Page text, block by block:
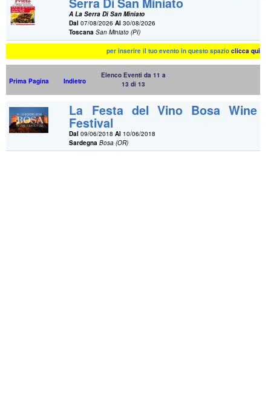
A La Serra Di San Miniato
Dal 07/08/2026Al 30/08/2026
Toscana San Miniato (PI)
per inserire il tuo evento in questo spazioclicca qui
Prima Pagina Indietro
Elenco Eventi da 11 a
13 di 13
La Festa del Vino Bosa Wine
Festival
Dal 09/06/2018Al 10/06/2018
Sardegna Bosa (OR)